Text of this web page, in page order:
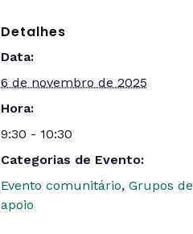
Detalhes
Data:
6 de novembro de 2025
Hora:
9:30 - 10:30
Categorias de Evento:
Evento comunitário, Grupos de
apoio